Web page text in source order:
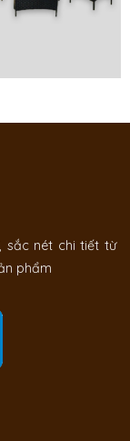
sắc nét chi tiết từ
phẩm